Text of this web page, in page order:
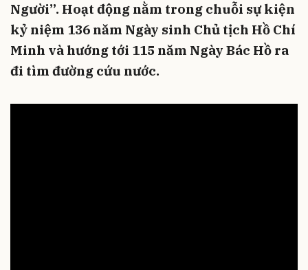
Người”. Hoạt động nằm trong chuỗi sự kiện
kỷ niệm 136 năm Ngày sinh Chủ tịch Hồ Chí
Minh và hướng tới 115 năm Ngày Bác Hồ ra
đi tìm đường cứu nước.